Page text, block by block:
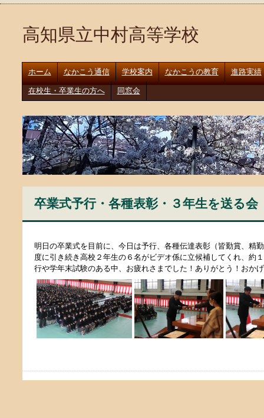
高知県立中村高等学校
ホーム なかこう通信 学校案内 なかこうの教育 進路実績
在校生・卒業生の方へ 同窓会
卒業式予行・各種表彰・３年生を送る会
明日の卒業式を目前に、今日は予行、各種伝達表彰（皆勤賞、精
度に引き続き高校２年生の６名がビデオ係に立候補してくれ、約
行や学年末試験のある中、お疲れさまでした！ありがとう！おか